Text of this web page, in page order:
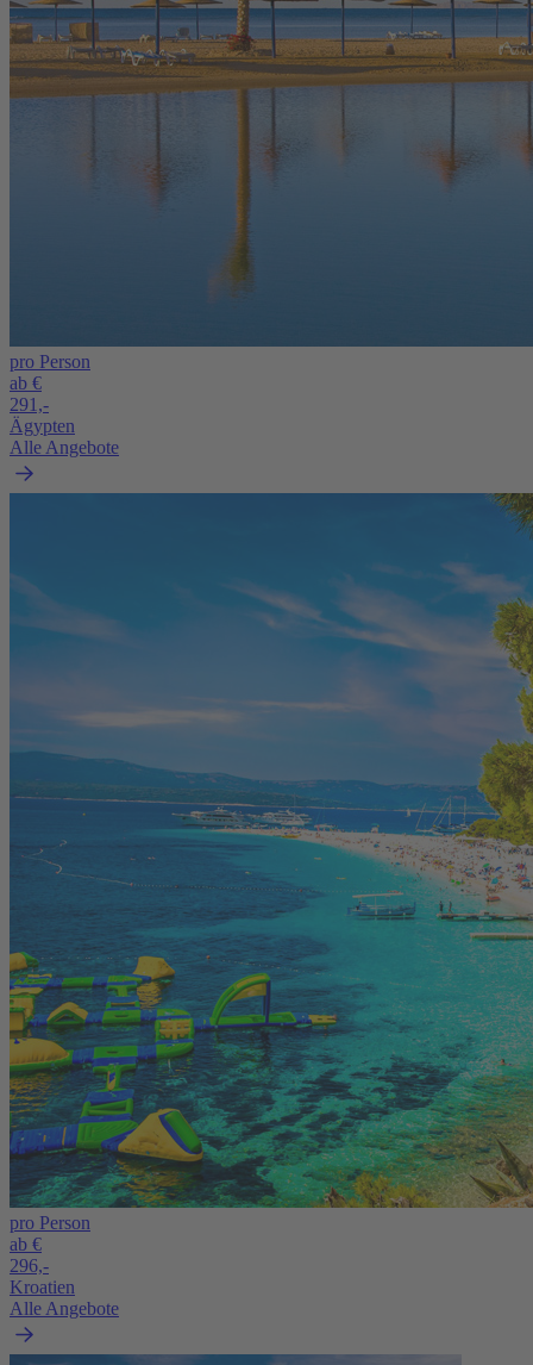
pro Person
ab €
291,-
Ägypten
Alle Angebote
pro Person
ab €
296,-
Kroatien
Alle Angebote